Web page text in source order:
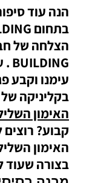
הנה עוד
בתחום BODY BUILDING
עימנו וקבע
בקליניקה
האימון
קבוע?
האימון
בצורה